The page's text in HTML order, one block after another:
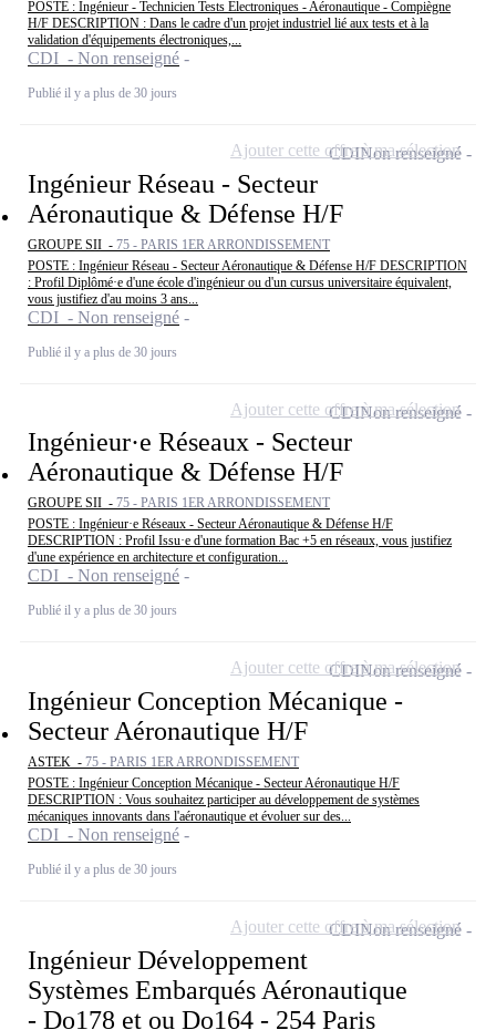
POSTE : Ingénieur - Technicien Tests Électroniques - Aéronautique - Compiègne
H/F DESCRIPTION : Dans le cadre d'un projet industriel lié aux tests et à la
validation d'équipements électroniques,...
CDI - Non renseigné
Publié il y a plus de 30 jours
Ingénieur Réseau - Secteur
Aéronautique & Défense H/F
GROUPE SII - 75 - PARIS 1ER ARRONDISSEMENT
POSTE : Ingénieur Réseau - Secteur Aéronautique & Défense H/F DESCRIPTION
: Profil Diplômé·e d'une école d'ingénieur ou d'un cursus universitaire équivalent,
vous justifiez d'au moins 3 ans...
CDI - Non renseigné
Publié il y a plus de 30 jours
CDINon renseigné
Ajouter cette offre à ma sélection
Ingénieur·e Réseaux - Secteur
Aéronautique & Défense H/F
GROUPE SII - 75 - PARIS 1ER ARRONDISSEMENT
POSTE : Ingénieur·e Réseaux - Secteur Aéronautique & Défense H/F
DESCRIPTION : Profil Issu·e d'une formation Bac +5 en réseaux, vous justifiez
d'une expérience en architecture et configuration...
CDI - Non renseigné
Publié il y a plus de 30 jours
CDINon renseigné
Ajouter cette offre à ma sélection
Ingénieur Conception Mécanique -
Secteur Aéronautique H/F
ASTEK - 75 - PARIS 1ER ARRONDISSEMENT
POSTE : Ingénieur Conception Mécanique - Secteur Aéronautique H/F
DESCRIPTION : Vous souhaitez participer au développement de systèmes
mécaniques innovants dans l'aéronautique et évoluer sur des...
CDI - Non renseigné
Publié il y a plus de 30 jours
CDINon renseigné
Ajouter cette offre à ma sélection
Ingénieur Développement
Systèmes Embarqués Aéronautique
- Do178 et ou Do164 - 254 Paris
CDINon renseigné
Ajouter cette offre à ma sélection